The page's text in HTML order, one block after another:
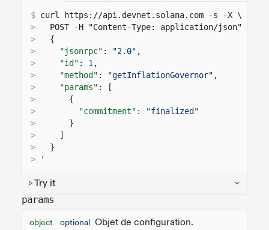
$ curl https://api.devnet.solana.com -s -X \
>
POST -H "Content-Type: application/json" -d
>
{
>
"jsonrpc" : "2.0" ,
>
"id" : 1 ,
>
"method" : "getInflationGovernor" ,
>
"params" : [
>
{
>
"commitment" :
"finalized"
>
}
>
]
>
}
>
'
Try it
params
object optional Objet de configuration.